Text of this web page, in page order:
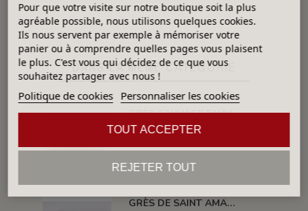
DANS LA MÊME CATÉGORIE
GRÈS SAUVAGE FAUVE CH. 1-3 - GRESAUVAGE - 12,5 kg
20,09 €
GRÈS DE SAINT AMAND CH. 0-0,5 - GSA05 - 10 kg
Pour que votre visite sur notre boutique soit la plus
agréable possible, nous utilisons quelques cookies.
Ils nous servent par exemple à mémoriser votre
panier ou à comprendre quelles pages vous plaisent
le plus. C'est vous qui décidez de ce que vous
souhaitez partager avec nous !
Politique de cookies Personnaliser les cookies
REJETER TOUT
TOUT ACCEPTER